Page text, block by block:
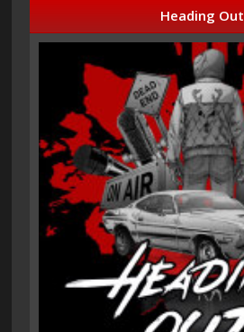
Heading Out